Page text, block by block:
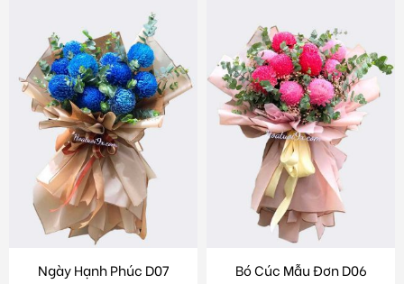
Ngày Hạnh Phúc D07 Bó Cúc Mẫu Đơn D06